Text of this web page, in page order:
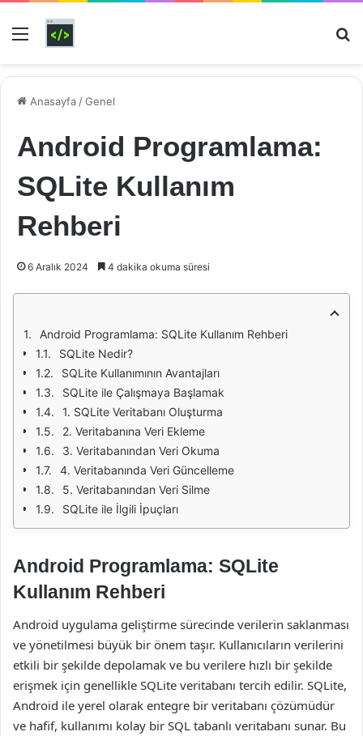
Menü
Anasayfa /Genel
Android Programlama:
SQLite Kullanım
Rehberi
6 Aralık 2024 4 dakika okuma süresi
Android Programlama: SQLite Kullanım Rehberi
SQLite Nedir?
SQLite Kullanımının Avantajları
SQLite ile Çalışmaya Başlamak
1. SQLite Veritabanı Oluşturma
2. Veritabanına Veri Ekleme
3. Veritabanından Veri Okuma
4. Veritabanında Veri Güncelleme
5. Veritabanından Veri Silme
SQLite ile İlgili İpuçları
Android Programlama: SQLite
Kullanım Rehberi
Android uygulama geliştirme sürecinde verilerin saklanması
ve yönetilmesi büyük bir önem taşır. Kullanıcıların verilerini
etkili bir şekilde depolamak ve bu verilere hızlı bir şekilde
erişmek için genellikle SQLite veritabanı tercih edilir. SQLite,
Android ile yerel olarak entegre bir veritabanı çözümüdür
ve hafif, kullanımı kolay bir SQL tabanlı veritabanı sunar. Bu